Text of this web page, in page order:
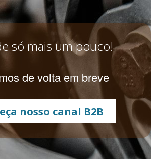
só mais um pouco!
de volta em breve
nosso canal B2B